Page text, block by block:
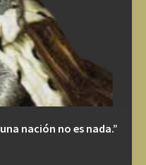
nación no es nada.”